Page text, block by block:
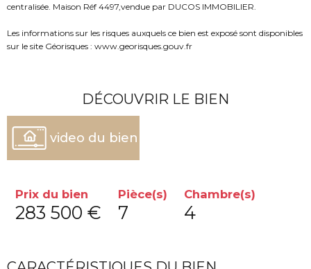
centralisée. Maison Réf 4497,vendue par DUCOS IMMOBILIER.
Les informations sur les risques auxquels ce bien est exposé sont disponibles
sur le site Géorisques : www.georisques.gouv.fr
DÉCOUVRIR LE BIEN
video du bien
Prix du bien
283 500 €
Pièce(s)
7
Chambre(s)
4